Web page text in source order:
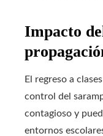
Impacto
El regreso a
control del
contagioso y
entornos